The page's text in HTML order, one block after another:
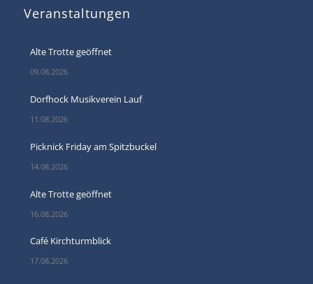
Veranstaltungen
Alte Trotte geöffnet
09.08.2026
Dorfhock Musikverein Lauf
11.08.2026
Picknick Friday am Spitzbuckel
14.08.2026
Alte Trotte geöffnet
16.08.2026
Café Kirchturmblick
17.08.2026